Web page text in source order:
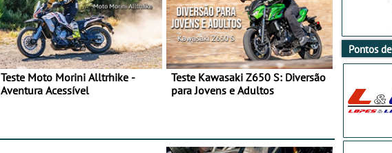
Teste Moto Morini Alltrhike -
Aventura Acessível
Teste Kawasaki Z650 S: Diversão
para Jovens e Adultos
Pontos